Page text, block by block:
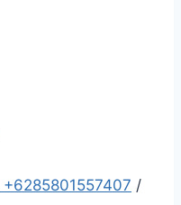
+6285801557407 /